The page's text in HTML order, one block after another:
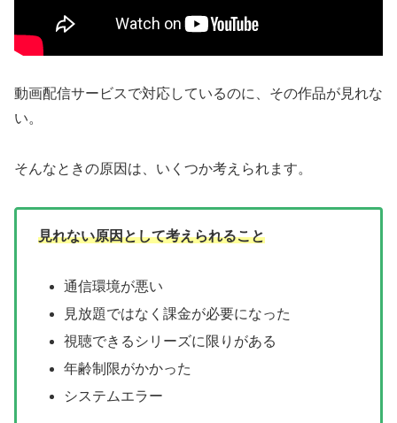
動画配信サービスで対応しているのに、その作品が見れな
い。
そんなときの原因は、いくつか考えられます。
見れない原因として考えられること
通信環境が悪い
見放題ではなく課金が必要になった
視聴できるシリーズに限りがある
年齢制限がかかった
システムエラー